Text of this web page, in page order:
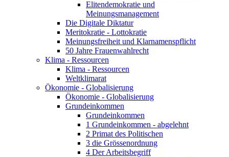
Elitendemokratie und
Meinungsmanagement
Die Digitale Diktatur
Meritokratie - Lottokratie
Meinungsfreiheit und Klarnamenspflicht
50 Jahre Frauenwahlrecht
Klima - Ressourcen
Klima - Ressourcen
Weltklimarat
Ökonomie - Globalisierung
Ökonomie - Globalisierung
Grundeinkommen
Grundeinkommen
1 Grundeinkommen - abgelehnt
2 Primat des Politischen
3 die Grössenordnung
4 Der Arbeitsbegriff